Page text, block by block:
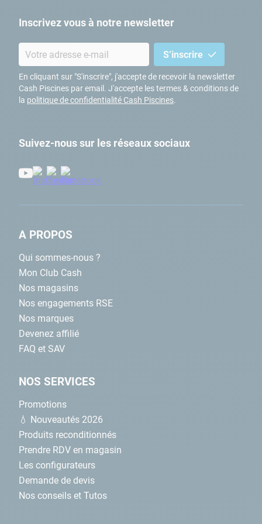
et un meilleur entretien de votre
spa à bullesou votre
spa
hydrojet
. Ce qui rendra votre expérience de relaxation unique et
inoubliable.
Vous souhaitez savoir si nos accessoires sont compatibles avec
équiper votre piscine.
Inscrivez vous à notre newsletter
S’inscrire
En cliquant sur "S'inscrire", j'accepte de recevoir la newsletter
Cash Piscines par email. J'accepte les termes & conditions de
la politique de confidentialité Cash Piscines.
Suivez-nous sur les réseaux sociaux
A PROPOS
Qui sommes-nous ?
Mon Club Cash
Nos magasins
Nos engagements RSE
Nos marques
Devenez affilié
FAQ et SAV
NOS SERVICES
Promotions
💧 Nouveautés 2026
Produits reconditionnés
Prendre RDV en magasin
Les configurateurs
Demande de devis
Nos conseils et Tutos